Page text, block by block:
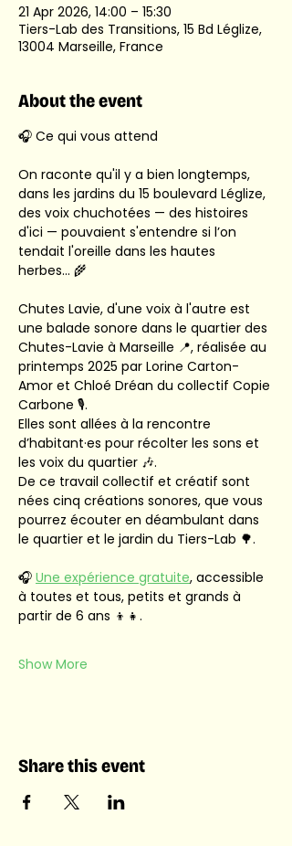
21 Apr 2026, 14:00 – 15:30
Tiers-Lab des Transitions, 15 Bd Léglize,
13004 Marseille, France
About the event
🎧 Ce qui vous attend
On raconte qu'il y a bien longtemps,
dans les jardins du 15 boulevard Léglize,
des voix chuchotées — des histoires
d'ici — pouvaient s'entendre si l’on
tendait l'oreille dans les hautes
herbes... 🌾
Chutes Lavie, d'une voix à l'autre est
une balade sonore dans le quartier des
Chutes-Lavie à Marseille 📍, réalisée au
printemps 2025 par Lorine Carton-
Amor et Chloé Dréan du collectif Copie
Carbone 🎙️.
Elles sont allées à la rencontre
d’habitant·es pour récolter les sons et
les voix du quartier 🎶.
De ce travail collectif et créatif sont
nées cinq créations sonores, que vous
pourrez écouter en déambulant dans
le quartier et le jardin du Tiers-Lab 🌳.
🎧 Une expérience gratuite, accessible
à toutes et tous, petits et grands à
partir de 6 ans 👦👧.
Show More
Share this event